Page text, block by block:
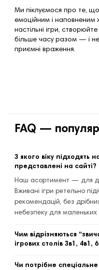
Ми піклуємося про те,
емоційним і наповненим
настільні ігри,
більше часу разом — і
приємні враження.
FAQ —
З якого віку підходять
представлені на сайті?
Наш асортимент — для
Вживані ігри ретельно
рекомендацій, без
небезпеку для маленьких
Чим відрізняються
ігрових столів 3в1, 4в1,
Чи потрібне